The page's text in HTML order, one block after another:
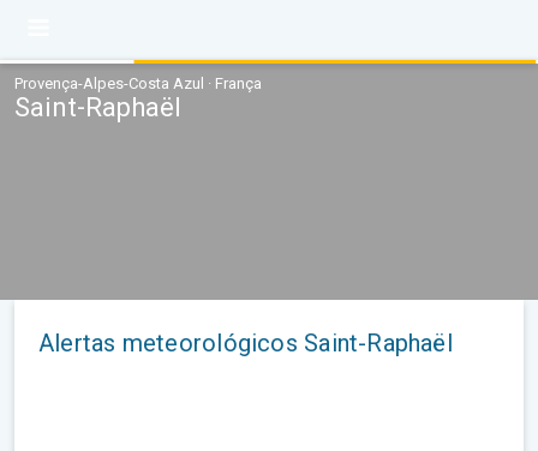
Provença-Alpes-Costa Azul · França
Saint-Raphaël
Alertas meteorológicos Saint-Raphaël